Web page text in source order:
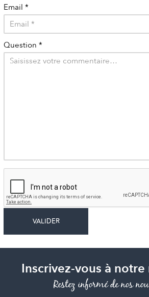
Email *
Question *
Inscrivez-vous à
Restez informé de nos